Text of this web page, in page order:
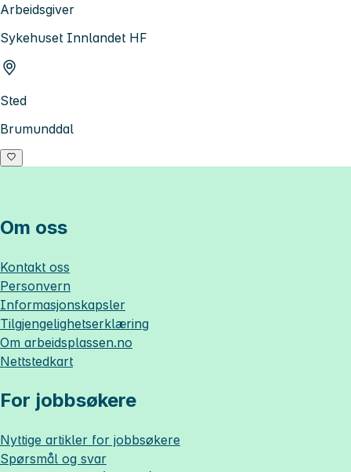
Arbeidsgiver
Sykehuset Innlandet HF
Sted
Brumunddal
Om oss
Kontakt oss
Personvern
Informasjonskapsler
Tilgjengelighetserklæring
Om arbeidsplassen.no
Nettstedkart
For jobbsøkere
Nyttige artikler for jobbsøkere
Spørsmål og svar